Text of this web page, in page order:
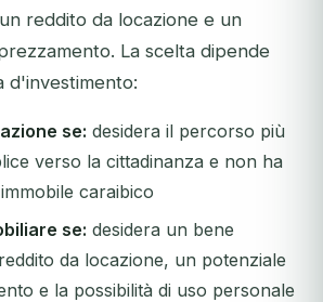
reddito da locazione e un
La scelta dipende
d'investimento:
se: desidera il percorso più
verso la cittadinanza e non ha
caraibico
se: desidera un bene
da locazione, un potenziale
e la possibilità di uso personale